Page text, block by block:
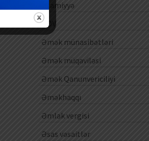
Ezamiyyə
ƏDV
Əmək münasibətləri
Əmək müqaviləsi
Əmək Qanunvericiliyi
Əməkhaqqı
Əmlak vergisi
Əsas vəsaitlər